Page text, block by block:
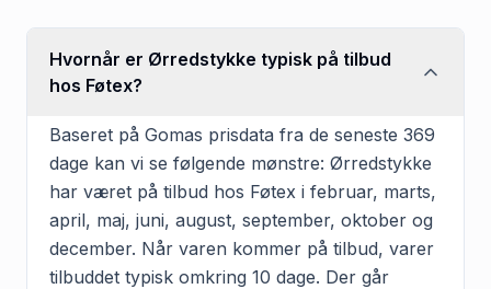
Hvornår er Ørredstykke typisk på tilbud
hos Føtex?
Baseret på Gomas prisdata fra de seneste 369
dage kan vi se følgende mønstre: Ørredstykke
har været på tilbud hos Føtex i februar, marts,
april, maj, juni, august, september, oktober og
december. Når varen kommer på tilbud, varer
tilbuddet typisk omkring 10 dage. Der går